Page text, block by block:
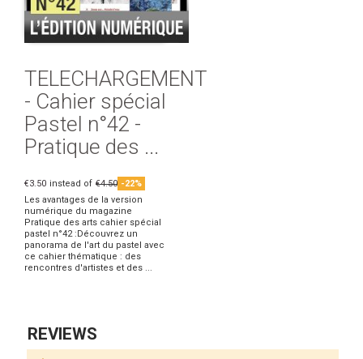
TELECHARGEMENT
- Cahier spécial
Pastel n°42 -
Pratique des ...
€3.50 instead of €4.50 -22%
Les avantages de la version
numérique du magazine
Pratique des arts cahier spécial
pastel n°42 :Découvrez un
panorama de l'art du pastel avec
ce cahier thématique : des
rencontres d'artistes et des ...
REVIEWS